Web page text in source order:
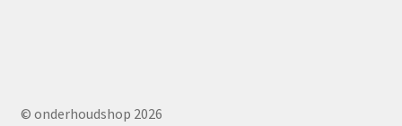
© onderhoudshop 2026